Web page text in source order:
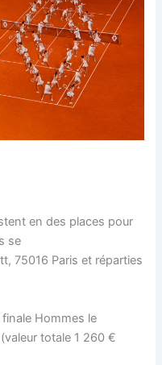
en des places pour
se
75016 Paris et réparties
Hommes le
totale 1 260 €